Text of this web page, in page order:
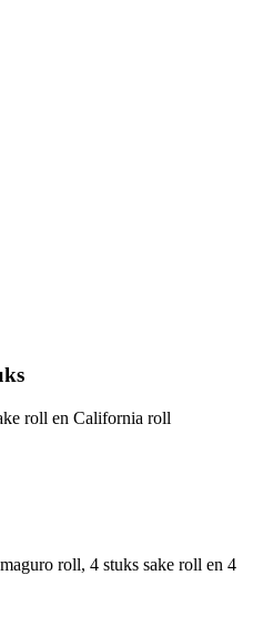
roll en California roll
roll, 4 stuks sake roll en 4